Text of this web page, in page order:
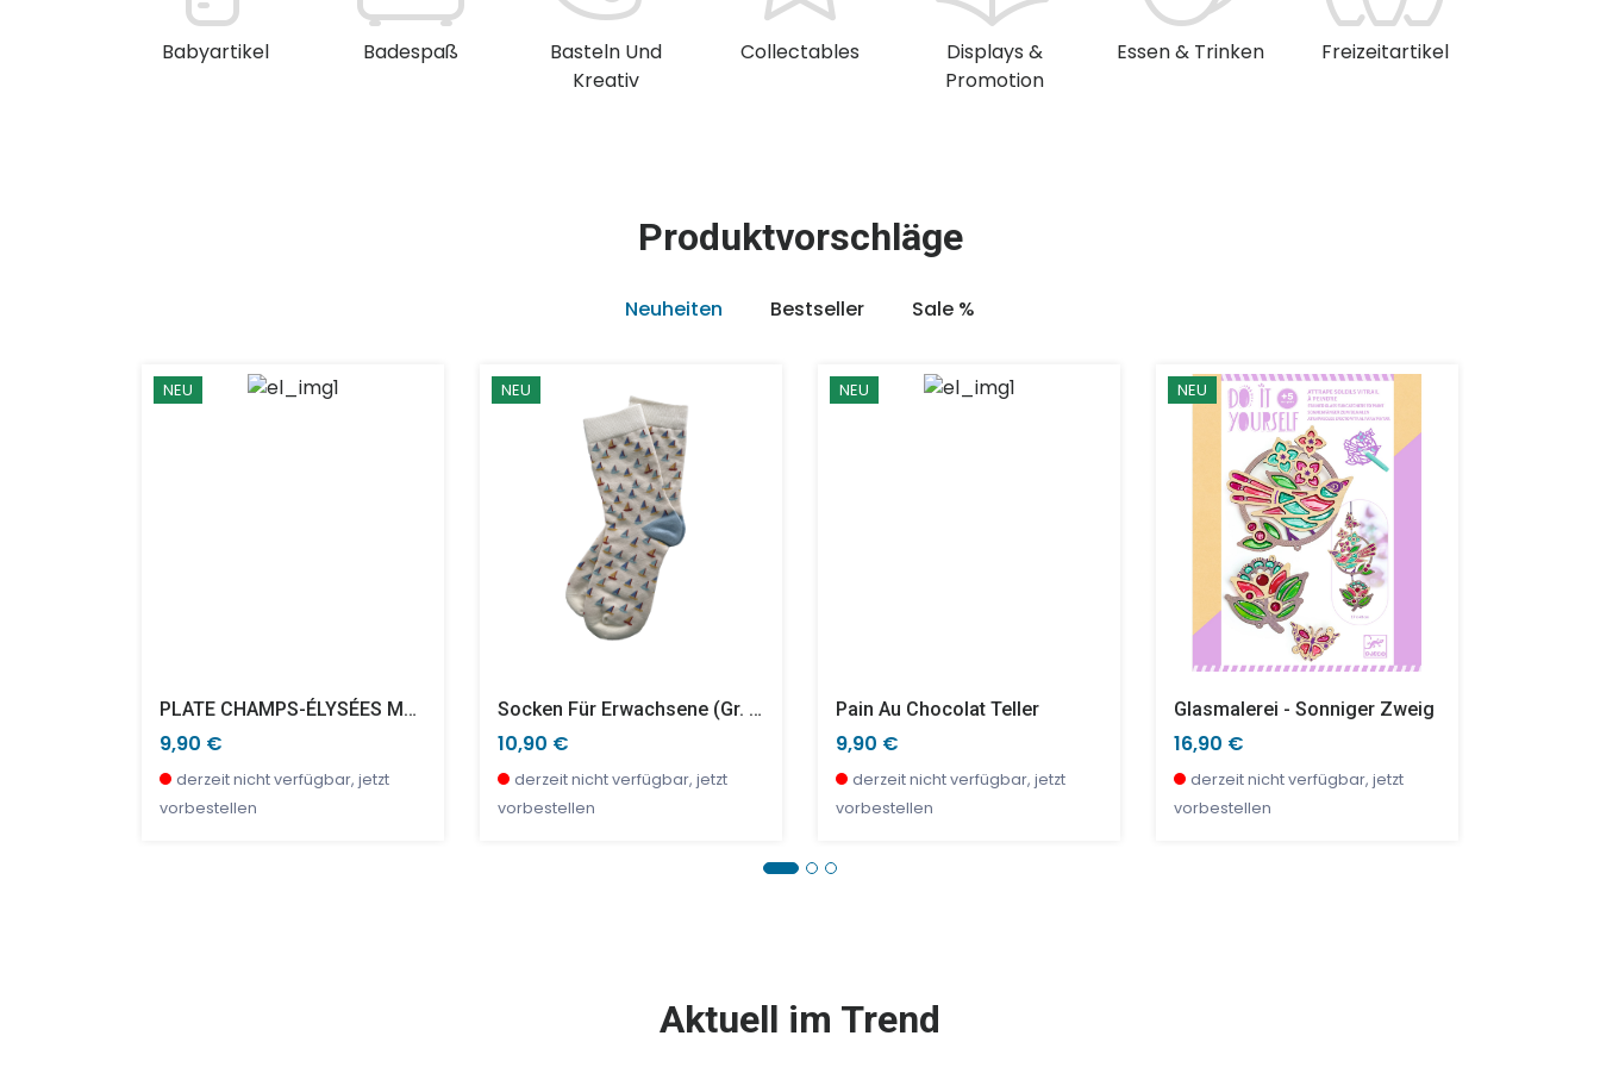
Babyartikel Badespaß
Basteln Und
Kreativ
Collectables
Displays &
Promotion
Essen & Trinken Freizeitartikel
Produktvorschläge
Neuheiten Bestseller Sale %
NEU
PLATE CHAMPS-ÉLYSÉES MOI CE QUE J'AIME Ø20cm
9,90 €
derzeit nicht verfügbar, jetzt
vorbestellen
NEU
Socken Für Erwachsene (Gr. 36-38) - Boote
10,90 €
derzeit nicht verfügbar, jetzt
vorbestellen
NEU
Pain Au Chocolat Teller
9,90 €
derzeit nicht verfügbar, jetzt
vorbestellen
NEU
Glasmalerei - Sonniger Zweig
16,90 €
derzeit nicht verfügbar, jetzt
vorbestellen
Aktuell im Trend